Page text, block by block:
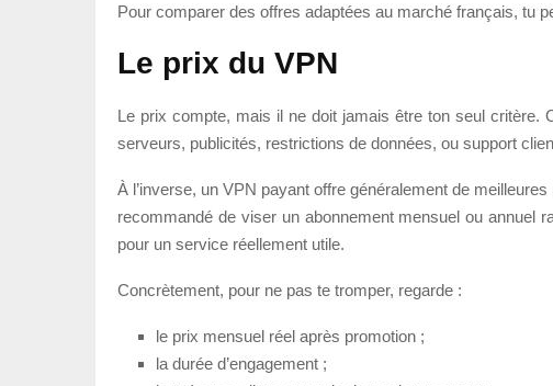
Pour comparer des offres adaptées au marché français, tu
Le prix du VPN
Le prix compte, mais il ne doit jamais être ton seul critère.
serveurs, publicités, restrictions de données, ou support
À l’inverse, un VPN payant offre généralement de
recommandé de viser un abonnement mensuel ou annuel
pour un service réellement utile.
Concrètement, pour ne pas te tromper, regarde :
le prix mensuel réel après promotion ;
la durée d’engagement ;